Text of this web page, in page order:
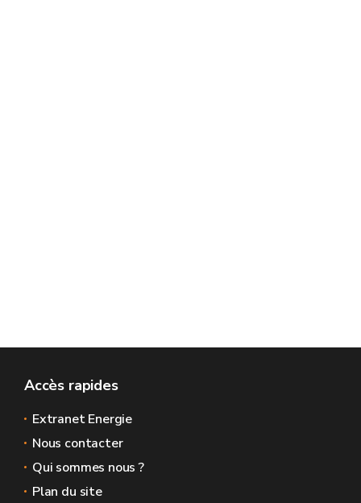
Accès rapides
Extranet Energie
Nous contacter
Qui sommes nous ?
Plan du site